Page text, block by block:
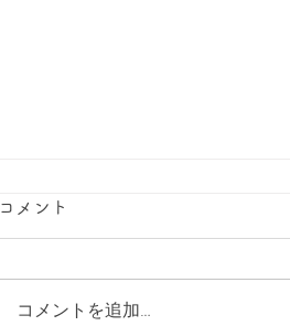
コメント
コメントを追加…